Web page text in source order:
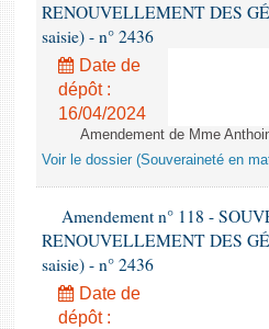
RENOUVELLEMENT DES
saisie) - n° 2436
Date de
dépôt :
16/04/2024
Amendement de Mme
Voir le dossier (Souveraineté en
Amendement n° 118 -
RENOUVELLEMENT DES
saisie) - n° 2436
Date de
dépôt :